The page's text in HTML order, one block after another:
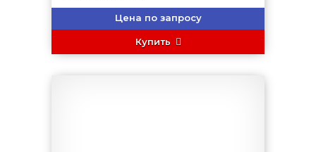
Цена по запросу
Купить